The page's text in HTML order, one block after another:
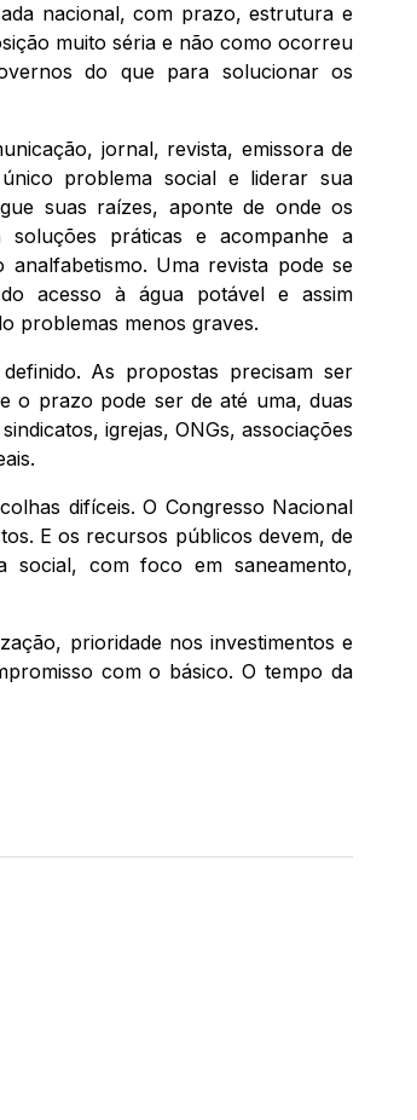
nacional, com prazo, estrutura e
muito séria e não como ocorreu
do que para solucionar os
jornal, revista, emissora de
problema social e liderar sua
suas raízes, aponte de onde os
práticas e acompanhe a
Uma revista pode se
acesso à água potável e assim
problemas menos graves.
As propostas precisam ser
o prazo pode ser de até uma, duas
igrejas, ONGs, associações
difíceis. O Congresso Nacional
E os recursos públicos devem, de
social, com foco em saneamento,
prioridade nos investimentos e
com o básico. O tempo da